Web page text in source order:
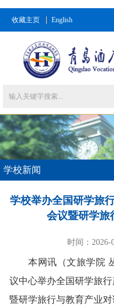
收藏主页 English
学校新闻
学校举办全国研学旅
会议暨研学旅
时间：2026-
本网讯 （文旅学院
议中心举办全国研学旅
暨研学旅行与教育产业